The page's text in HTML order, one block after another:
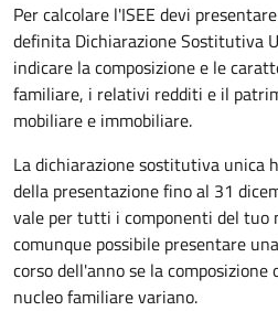
Per calcolare l'ISEE devi
definita Dichiarazione Sostitutiva
indicare la composizione e le
familiare, i relativi redditi e il
mobiliare e immobiliare.
La dichiarazione sostitutiva unica
della presentazione fino al 31
vale per tutti i componenti del tuo
comunque possibile presentare
corso dell'anno se la
nucleo familiare variano.